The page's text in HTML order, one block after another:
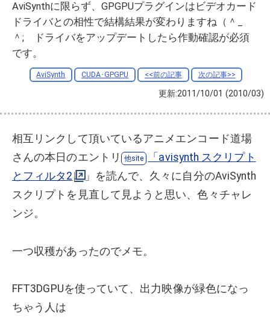
AviSynthに限らず、GPGPUプラグインはビデオカード
ドライバとの相性で結構結果が変わりますね（＾_
＾; ドライバをアップデートしたら作動確認が必須
です。
AviSynth CUDA･GPGPU <<前の記事 次の記事>>
更新:2011/10/01 (2010/03)
相互リンクして頂いているアニメエンコード道場
さんの本日のエントリ
「avisynth スクリプト
とフィルタ2
」を読んで、久々に自分のAviSynth
スクリプトを見直して見ようと思い、色々チャレ
ンジ。
一つ収穫があったのでメモ。
FFT3DGPUを使っていて、出力映像が緑色になっ
ちゃう人は